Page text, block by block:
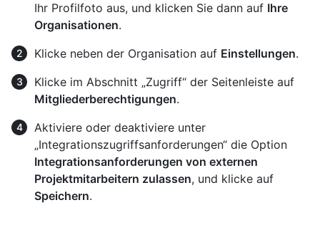
Ihr Profilfoto aus, und klicken Sie dann auf Ihre
Organisationen.
Klicke neben der Organisation auf Einstellungen.
Klicke im Abschnitt „Zugriff“ der Seitenleiste auf
Mitgliederberechtigungen.
Aktiviere oder deaktiviere unter
„Integrationszugriffsanforderungen“ die Option
Integrationsanforderungen von externen
Projektmitarbeitern zulassen, und klicke auf
Speichern.